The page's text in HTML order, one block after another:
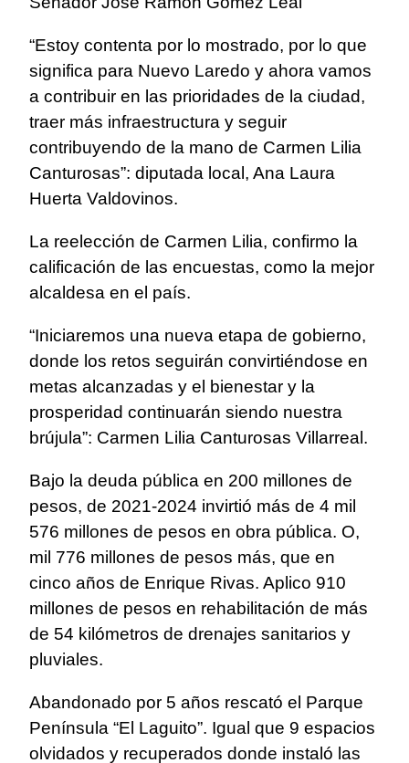
“Estoy contenta por lo mostrado, por lo que
significa para Nuevo Laredo y ahora vamos
a contribuir en las prioridades de la ciudad,
traer más infraestructura y seguir
contribuyendo de la mano de Carmen Lilia
Canturosas”: diputada local, Ana Laura
Huerta Valdovinos.
La reelección de Carmen Lilia, confirmo la
calificación de las encuestas, como la mejor
alcaldesa en el país.
“Iniciaremos una nueva etapa de gobierno,
donde los retos seguirán convirtiéndose en
metas alcanzadas y el bienestar y la
prosperidad continuarán siendo nuestra
brújula”: Carmen Lilia Canturosas Villarreal.
Bajo la deuda pública en 200 millones de
pesos, de 2021-2024 invirtió más de 4 mil
576 millones de pesos en obra pública. O,
mil 776 millones de pesos más, que en
cinco años de Enrique Rivas. Aplico 910
millones de pesos en rehabilitación de más
de 54 kilómetros de drenajes sanitarios y
pluviales.
Abandonado por 5 años rescató el Parque
Península “El Laguito”. Igual que 9 espacios
olvidados y recuperados donde instaló las